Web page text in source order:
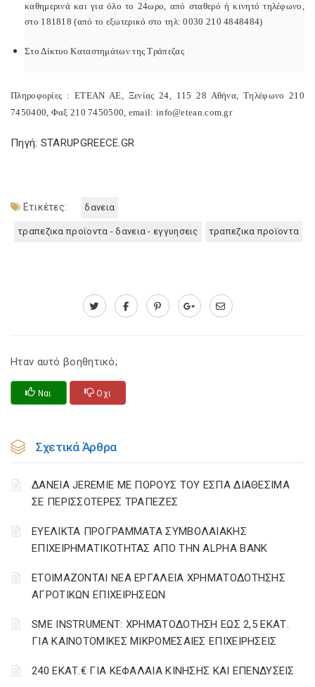
καθημερινά και για όλο το 24ωρο, από σταθερό ή κινητό τηλέφωνο,
στο 181818 (από το εξωτερικό στο τηλ: 0030 210 4848484)
Στο Δίκτυο Καταστημάτων της Τράπεζας
Πληροφορίες : ΕΤΕΑΝ ΑΕ, Ξενίας 24, 115 28 Αθήνα, Τηλέφωνο 210
7450400, Φαξ 210 7450500, email: info@etean.com.gr
Πηγή: STARUPGREECE.GR
Ετικέτες: δανεια
τραπεζικα προϊοντα - δανεια - εγγυησεις τραπεζικα προϊοντα
Ηταν αυτό βοηθητικό;
Ναι Οχι
Σχετικά Άρθρα
ΔΑΝΕΙΑ JEREMIE ΜΕ ΠΟΡΟΥΣ ΤΟΥ ΕΣΠΑ ΔΙΑΘΕΣΙΜΑ
ΣΕ ΠΕΡΙΣΣΟΤΕΡΕΣ ΤΡΑΠΕΖΕΣ
ΕΥΕΛΙΚΤΑ ΠΡΟΓΡΑΜΜΑΤΑ ΣΥΜΒΟΛΑΙΑΚΗΣ
ΕΠΙΧΕΙΡΗΜΑΤΙΚΟΤΗΤΑΣ ΑΠΟ ΤΗΝ ALPHA BANK
ΕΤΟΙΜΑΖΟΝΤΑΙ ΝΕΑ ΕΡΓΑΛΕΙΑ ΧΡΗΜΑΤΟΔΟΤΗΣΗΣ
ΑΓΡΟΤΙΚΩΝ ΕΠΙΧΕΙΡΗΣΕΩΝ
SME INSTRUMENT: ΧΡΗΜΑΤΟΔΟΤΗΣΗ ΕΩΣ 2,5 ΕΚΑΤ.
ΓΙΑ ΚΑΙΝΟΤΟΜΙΚΕΣ ΜΙΚΡΟΜΕΣΑΙΕΣ ΕΠΙΧΕΙΡΗΣΕΙΣ
240 ΕΚΑΤ.€ ΓΙΑ ΚΕΦΑΛΑΙΑ ΚΙΝΗΣΗΣ ΚΑΙ ΕΠΕΝΔΥΣΕΙΣ